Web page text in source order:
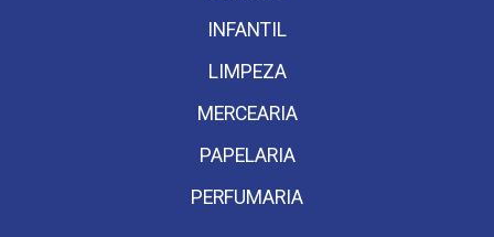
INFANTIL
LIMPEZA
MERCEARIA
PAPELARIA
PERFUMARIA